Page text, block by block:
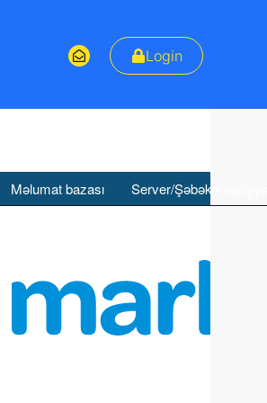
Login
Məlumat bazası Server/Şəbəkə vəziyyəti